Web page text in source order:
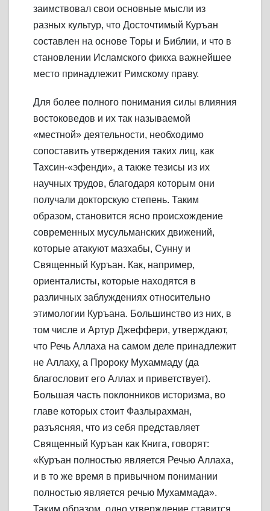
заимствовал свои основные мысли из
разных культур, что Досточтимый Куръан
составлен на основе Торы и Библии, и что в
становлении Исламского фикха важнейшее
место принадлежит Римскому праву.
Для более полного понимания силы влияния
востоковедов и их так называемой
«местной» деятельности, необходимо
сопоставить утверждения таких лиц, как
Тахсин-«эфенди», а также тезисы из их
научных трудов, благодаря которым они
получали докторскую степень. Таким
образом, становится ясно происхождение
современных мусульманских движений,
которые атакуют мазхабы, Сунну и
Священный Куръан. Как, например,
ориенталисты, которые находятся в
различных заблуждениях относительно
этимологии Куръана. Большинство из них, в
том числе и Артур Джеффери, утверждают,
что Речь Аллаха на самом деле принадлежит
не Аллаху, а Пророку Мухаммаду (да
благословит его Аллах и приветствует).
Большая часть поклонников историзма, во
главе которых стоит Фазлырахман,
разъясняя, что из себя представляет
Священный Куръан как Книга, говорят:
«Куръан полностью является Речью Аллаха,
и в то же время в привычном понимании
полностью является речью Мухаммада».